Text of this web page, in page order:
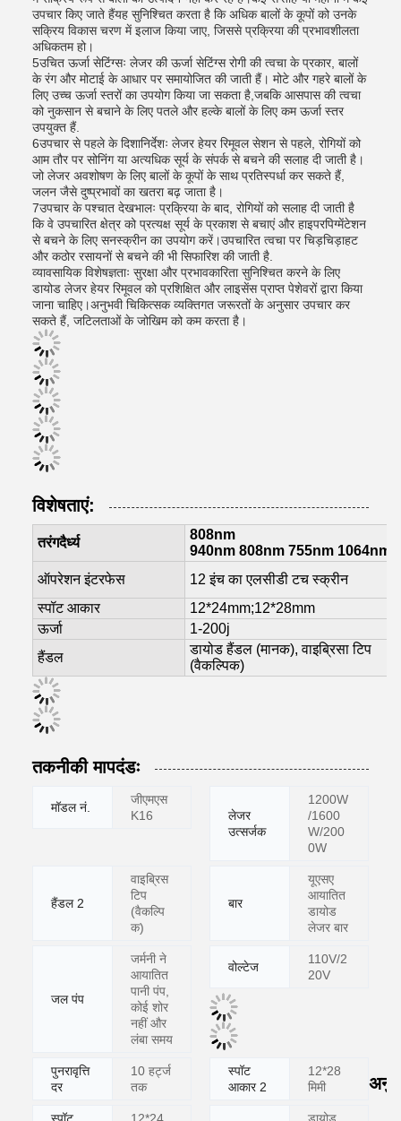
उपचार किए जाते हैंयह सुनिश्चित करता है कि अधिक बालों के कूपों को उनके
सक्रिय विकास चरण में इलाज किया जाए, जिससे प्रक्रिया की प्रभावशीलता
अधिकतम हो।
5उचित ऊर्जा सेटिंग्सः लेजर की ऊर्जा सेटिंग्स रोगी की त्वचा के प्रकार, बालों
के रंग और मोटाई के आधार पर समायोजित की जाती हैं। मोटे और गहरे बालों के
लिए उच्च ऊर्जा स्तरों का उपयोग किया जा सकता है,जबकि आसपास की त्वचा
को नुकसान से बचाने के लिए पतले और हल्के बालों के लिए कम ऊर्जा स्तर
उपयुक्त हैं.
6उपचार से पहले के दिशानिर्देशः लेजर हेयर रिमूवल सेशन से पहले, रोगियों को
आम तौर पर सोनिंग या अत्यधिक सूर्य के संपर्क से बचने की सलाह दी जाती है।
जो लेजर अवशोषण के लिए बालों के कूपों के साथ प्रतिस्पर्धा कर सकते हैं,
जलन जैसे दुष्प्रभावों का खतरा बढ़ जाता है।
7उपचार के पश्चात देखभालः प्रक्रिया के बाद, रोगियों को सलाह दी जाती है
कि वे उपचारित क्षेत्र को प्रत्यक्ष सूर्य के प्रकाश से बचाएं और हाइपरपिग्मेंटेशन
से बचने के लिए सनस्क्रीन का उपयोग करें।उपचारित त्वचा पर चिड़चिड़ाहट
और कठोर रसायनों से बचने की भी सिफारिश की जाती है.
व्यावसायिक विशेषज्ञताः सुरक्षा और प्रभावकारिता सुनिश्चित करने के लिए
डायोड लेजर हेयर रिमूवल को प्रशिक्षित और लाइसेंस प्राप्त पेशेवरों द्वारा किया
जाना चाहिए।अनुभवी चिकित्सक व्यक्तिगत जरूरतों के अनुसार उपचार कर
सकते हैं, जटिलताओं के जोखिम को कम करता है।
विशेषताएं:
तरंगदैर्ध्य
808nm
940nm 808nm 755nm 1064nm
ऑपरेशन इंटरफेस
12 इंच का एलसीडी टच स्क्रीन
स्पॉट आकार
12*24mm;12*28mm
ऊर्जा
1-200j
हैंडल
डायोड हैंडल (मानक), वाइब्रिसा टिप
(वैकल्पिक)
तकनीकी मापदंडः
मॉडल नं.
जीएमएस
K16
लेजर
उत्सर्जक
1200W
/1600
W/200
0W
हैंडल 2
वाइब्रिस
टिप
(वैकल्पि
क)
बार
यूएसए
आयातित
डायोड
लेजर बार
जल पंप
जर्मनी ने
आयातित
पानी पंप,
कोई शोर
नहीं और
लंबा समय
वोल्टेज
110V/2
20V
पुनरावृत्ति
दर
10 हर्ट्ज
तक
स्पॉट
आकार 2
12*28
मिमी